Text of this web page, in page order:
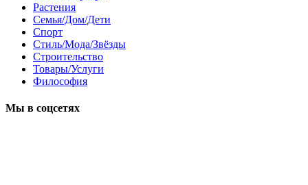
Растения
Семья/Дом/Дети
Спорт
Стиль/Мода/Звёзды
Строительство
Товары/Услуги
Философия
Мы в соцсетях